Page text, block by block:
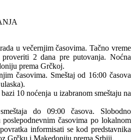
u večernjim časovima. Tačno vreme
proveriti 2 dana pre putovanja. Noćna
prema Grčkoj.
časovima. Smeštaj od 16:00 časova
10 noćenja u izabranom smeštaju na
do 09:00 časova. Slobodno
časovima po lokalnom
informisati se kod predstavnika